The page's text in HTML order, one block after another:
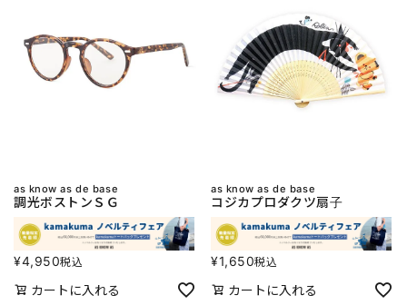
as know as de base
調光ボストンＳＧ
¥4,950税込
カートに入れる
as know as de base
コジカプロダクツ扇子
¥1,650税込
カートに入れる